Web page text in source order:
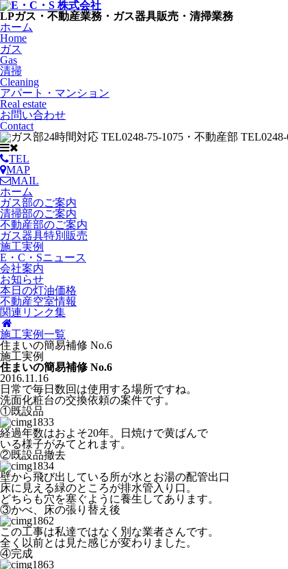
LPガス・不動産業務・ガス器具販売・清掃業務
ホーム
Home
ガス
Gas
清掃
Cleaning
アパート・マンション
Real estate
お問い合わせ
Contact
TEL
MAP
MAIL
ホーム
ガス部のご案内
清掃部のご案内
不動産部のご案内
ガス器具特別販売
施工実例
E・C・Sニュース
会社案内
お知らせ
本日の灯油価格
不動産空室情報
関連リンク集
施工実例一覧
住まいの簡易補修 No.6
施工実例
住まいの簡易補修 No.6
2016.11.16
日常で毎日数回は使用する場所ですね。
洗面化粧台の交換依頼の案件です。
①既設品
経過年数はおよそ20年。日焼けで黄ばんで
いる様子がみてとれます。
②既設品撤去
壁から飛び出している所が水とお湯の配管出口
床に見える緑のところが排水管入り口。
どちらも穴を塞ぐように養生してあります。
③かべ、床の張り替え後
この工事は私達ではなく別な業者さんです。
全く以前とは見た感じが変わりました。
④完成